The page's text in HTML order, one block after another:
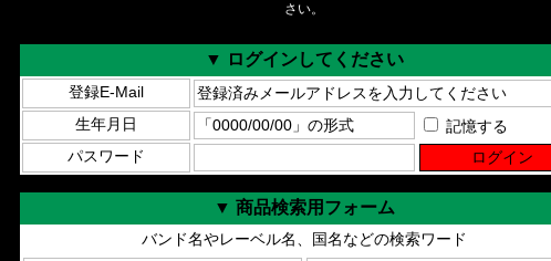
さい。
▼ ログインしてください
登録E-Mail
生年月日
記憶する
パスワード
▼ 商品検索用フォーム
バンド名やレーベル名、国名などの検索ワード